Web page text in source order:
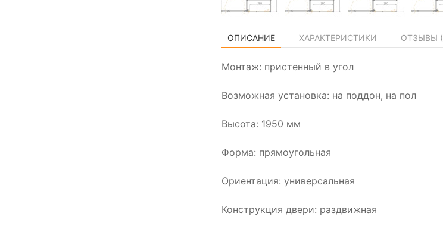
ОПИСАНИЕ ХАРАКТЕРИСТИКИ ОТЗЫВЫ (
Монтаж: пристенный в угол
Возможная установка: на поддон, на пол
Высота: 1950 мм
Форма: прямоугольная
Ориентация: универсальная
Конструкция двери: раздвижная